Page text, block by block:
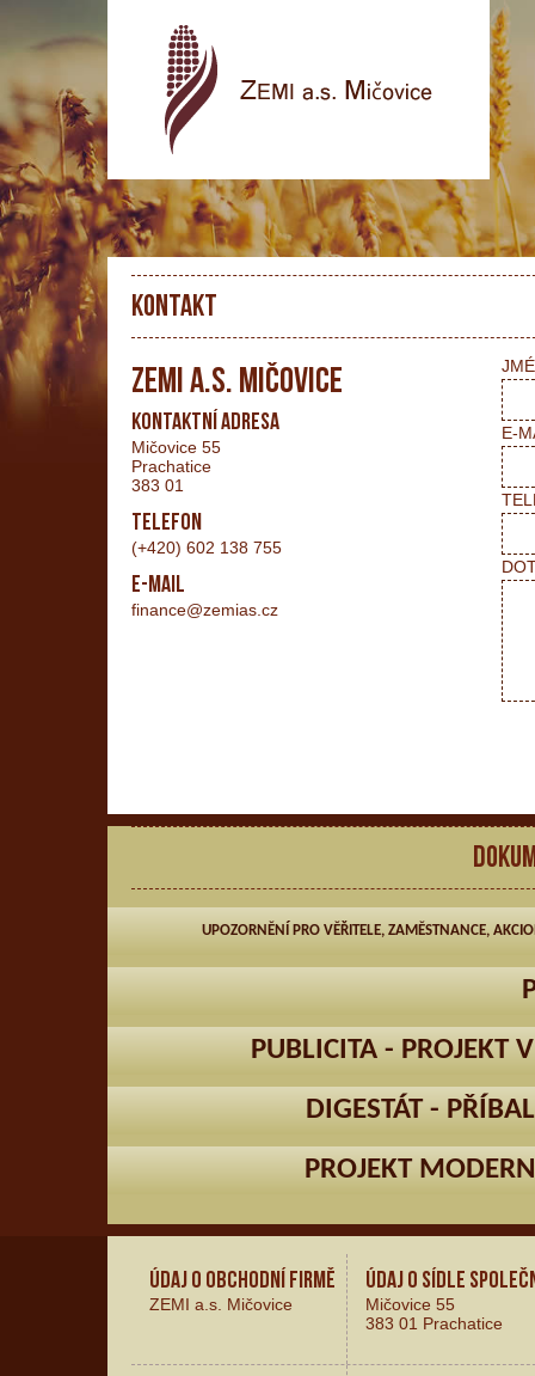
Kontakt
ZEMI a.s. Mičovice
Kontaktní adresa
Mičovice 55
Prachatice
383 01
Telefon
(+420) 602 138 755
E-mail
finance@zemias.cz
E-
UPOZORNĚNÍ PRO VĚŘITELE, ZAMĚSTNANCE,
PUBLICITA - PROJEKT
DIGESTÁT -
PROJEKT
Údaj o obchodní firmě
ZEMI a.s. Mičovice
Údaj o sídle
Mičovice 55
383 01 Prachatice